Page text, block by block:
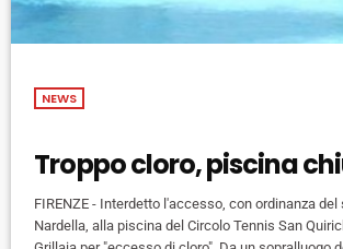
NEWS
Troppo cloro, piscina
FIRENZE - Interdetto l'accesso, con ordinanza
Nardella, alla piscina del Circolo Tennis San